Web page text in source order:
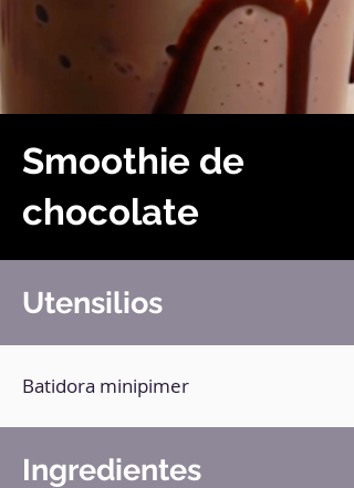
Smoothie de
chocolate
Utensilios
Batidora minipimer
Ingredientes